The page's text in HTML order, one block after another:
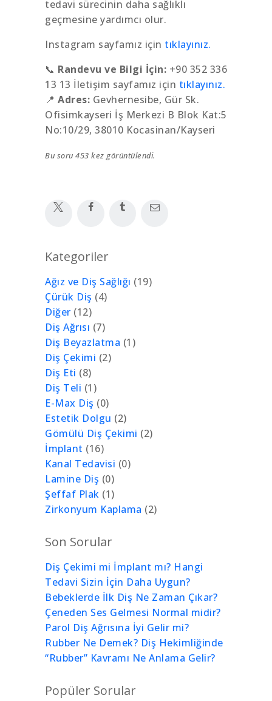
tedavi sürecinin daha sağlıklı
geçmesine yardımcı olur.
Instagram sayfamız için tıklayınız.
📞 Randevu ve Bilgi İçin: +90 352 336
13 13 İletişim sayfamız için tıklayınız.
📍 Adres: Gevhernesibe, Gür Sk.
Ofisimkayseri İş Merkezi B Blok Kat:5
No:10/29, 38010 Kocasinan/Kayseri
Bu soru 453 kez görüntülendi.
Kategoriler
Ağız ve Diş Sağlığı (19)
Çürük Diş (4)
Diğer (12)
Diş Ağrısı (7)
Diş Beyazlatma (1)
Diş Çekimi (2)
Diş Eti (8)
Diş Teli (1)
E-Max Diş (0)
Estetik Dolgu (2)
Gömülü Diş Çekimi (2)
İmplant (16)
Kanal Tedavisi (0)
Lamine Diş (0)
Şeffaf Plak (1)
Zirkonyum Kaplama (2)
Son Sorular
Diş Çekimi mi İmplant mı? Hangi
Tedavi Sizin İçin Daha Uygun?
Bebeklerde İlk Diş Ne Zaman Çıkar?
Çeneden Ses Gelmesi Normal midir?
Parol Diş Ağrısına İyi Gelir mi?
Rubber Ne Demek? Diş Hekimliğinde
“Rubber” Kavramı Ne Anlama Gelir?
Popüler Sorular